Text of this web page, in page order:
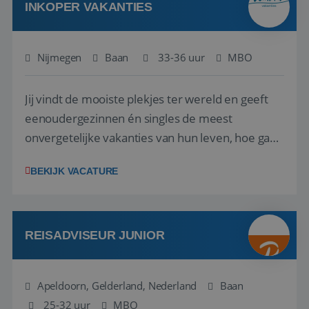
INKOPER VAKANTIES
Nijmegen Baan 33-36 uur MBO
Jij vindt de mooiste plekjes ter wereld en geeft
eenoudergezinnen én singles de meest
onvergetelijke vakanties van hun leven, hoe gaaf
net zo goed thuis is in een onderhandeling als op
in Europa? Dan is dit jouw kans. A...
BEKIJK VACATURE
REISADVISEUR JUNIOR
Apeldoorn, Gelderland, Nederland
Baan
25-32 uur
MBO